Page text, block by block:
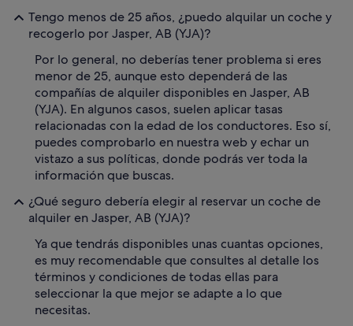
Tengo menos de 25 años, ¿puedo alquilar un coche y
recogerlo por Jasper, AB (YJA)?
Por lo general, no deberías tener problema si eres
menor de 25, aunque esto dependerá de las
compañías de alquiler disponibles en Jasper, AB
(YJA). En algunos casos, suelen aplicar tasas
relacionadas con la edad de los conductores. Eso sí,
puedes comprobarlo en nuestra web y echar un
vistazo a sus políticas, donde podrás ver toda la
información que buscas.
¿Qué seguro debería elegir al reservar un coche de
alquiler en Jasper, AB (YJA)?
Ya que tendrás disponibles unas cuantas opciones,
es muy recomendable que consultes al detalle los
términos y condiciones de todas ellas para
seleccionar la que mejor se adapte a lo que
necesitas.